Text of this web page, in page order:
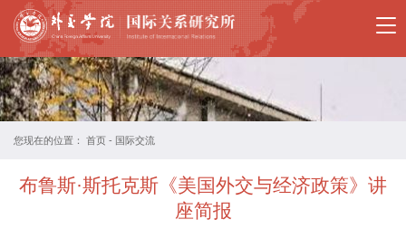
国
关
所
您现在的位置： 首页 - 国际交流
布鲁斯·斯托克斯《美国外交与经济政策》讲
座简报